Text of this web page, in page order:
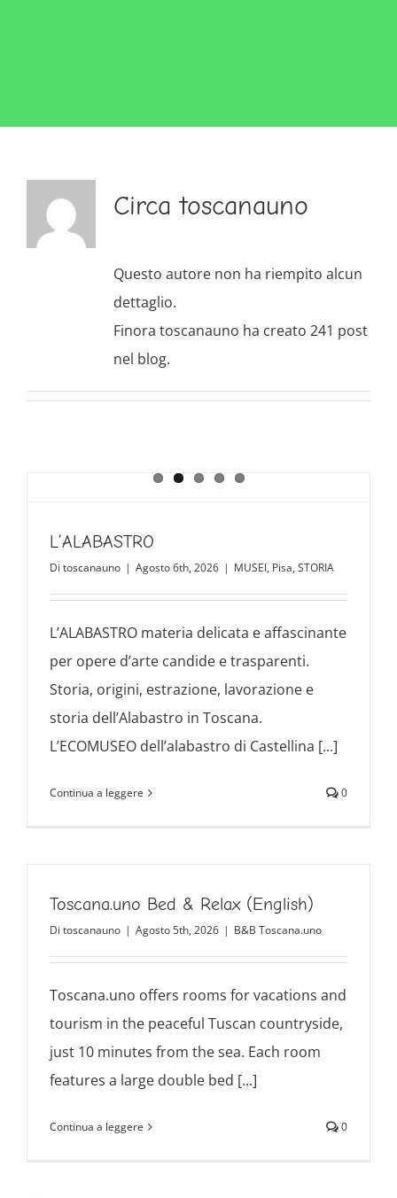
Circatoscanauno
Questo autore non ha riempito alcun
dettaglio.
Finora toscanauno ha creato 241 post
nel blog.
L’ALABASTRO
Di toscanauno | Agosto 6th, 2026 | MUSEI, Pisa, STORIA
L’ALABASTRO materia delicata e affascinante
per opere d’arte candide e trasparenti.
Storia, origini, estrazione, lavorazione e
storia dell’Alabastro in Toscana.
L’ECOMUSEO dell’alabastro di Castellina [...]
Continua a leggere 0
Toscana.uno Bed & Relax (English)
Di toscanauno | Agosto 5th, 2026 | B&B Toscana.uno
Toscana.uno offers rooms for vacations and
tourism in the peaceful Tuscan countryside,
just 10 minutes from the sea. Each room
features a large double bed [...]
Continua a leggere 0